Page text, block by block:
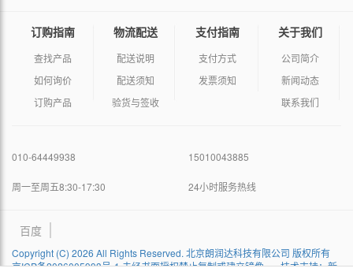
订购指南
查找产品
如何询价
订购产品
物流配送
配送说明
配送须知
验货与签收
支付指南
支付方式
发票须知
关于我们
公司简介
新闻动态
联系我们
010-64449938
周一至周五8:30-17:30
15010043885
24小时服务热线
百度
Copyright (C) 2026 All Rights Reserved. 北京朗润达科技有限公司 版权所有
京ICP备2026005993号-1 未经书面授权禁止复制或建立镜像
技术支持：新